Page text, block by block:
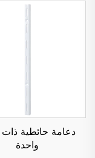
دعامة حائطية
واحدة